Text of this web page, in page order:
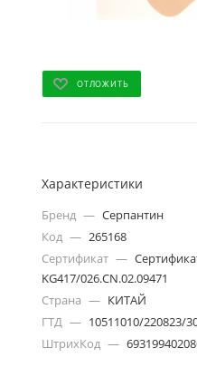
ОТЛОЖИТЬ
Характеристики
Бренд — Серпантин
Код — 265168
Сертификат —
KG417/026.CN.02.09471
Страна — КИТАЙ
ГТД — 10511010/220823/
ШтрихКод —